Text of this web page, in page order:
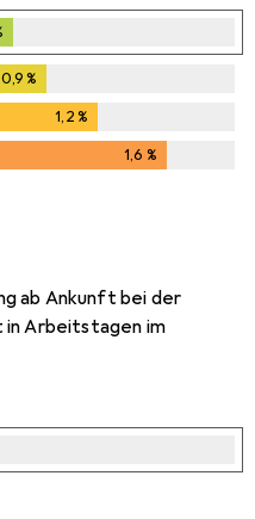
0,9%
1,2%
1,6 %
ab Ankunft bei der
Arbeitstagen im